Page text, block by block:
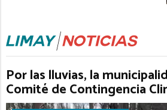
Por las lluvias, la
Comité de Contingencia